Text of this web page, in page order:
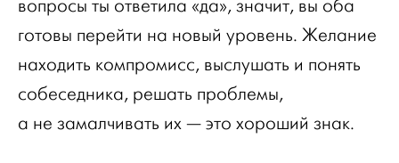
вопросы ты ответила «да», значит, вы оба
готовы перейти на новый уровень. Желание
находить компромисс, выслушать и понять
собеседника, решать проблемы,
а не замалчивать их — это хороший знак.